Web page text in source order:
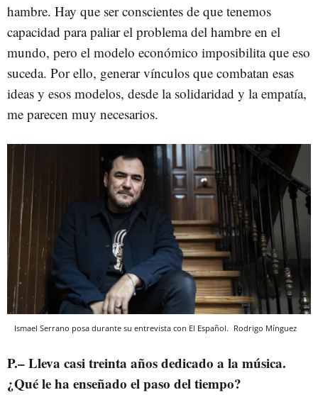
hambre. Hay que ser conscientes de que tenemos
capacidad para paliar el problema del hambre en el
mundo, pero el modelo económico imposibilita que eso
suceda. Por ello, generar vínculos que combatan esas
ideas y esos modelos, desde la solidaridad y la empatía,
me parecen muy necesarios.
Ismael Serrano posa durante su entrevista con El Español. Rodrigo Mínguez
P.– Lleva casi treinta años dedicado a la música.
¿Qué le ha enseñado el paso del tiempo?